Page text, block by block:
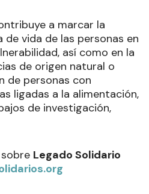
a marcar la
de vida de las personas en
así como en la
de origen natural o
de personas con
ligadas a la alimentación,
de investigación,
Legado Solidario